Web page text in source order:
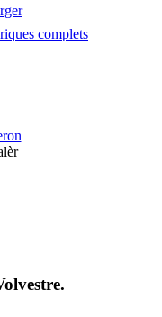
complets